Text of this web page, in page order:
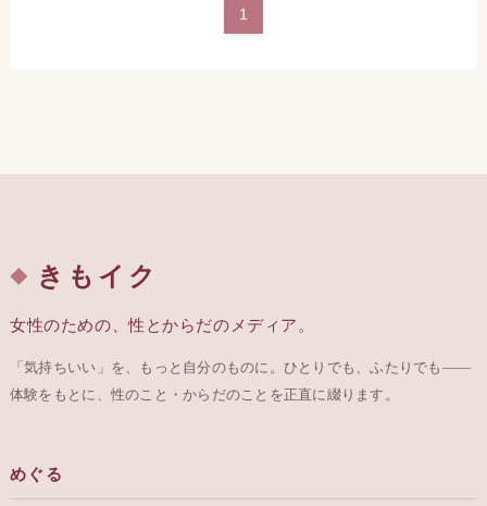
1
きもイク
女性のための、性とからだのメディア。
「気持ちいい」を、もっと自分のものに。ひとりでも、ふたりでも——
体験をもとに、性のこと・からだのことを正直に綴ります。
めぐる